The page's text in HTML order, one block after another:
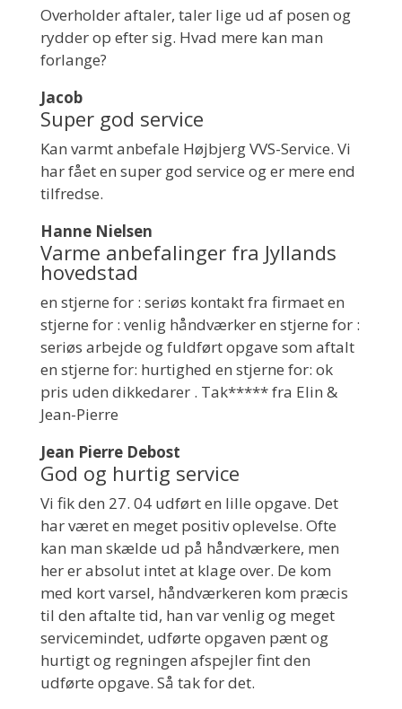
Overholder aftaler, taler lige ud af posen og
rydder op efter sig. Hvad mere kan man
forlange?
Jacob
Super god service
Kan varmt anbefale Højbjerg VVS-Service. Vi
har fået en super god service og er mere end
tilfredse.
Hanne Nielsen
Varme anbefalinger fra Jyllands
hovedstad
en stjerne for : seriøs kontakt fra firmaet en
stjerne for : venlig håndværker en stjerne for :
seriøs arbejde og fuldført opgave som aftalt
en stjerne for: hurtighed en stjerne for: ok
pris uden dikkedarer . Tak***** fra Elin &
Jean-Pierre
Jean Pierre Debost
God og hurtig service
Vi fik den 27. 04 udført en lille opgave. Det
har været en meget positiv oplevelse. Ofte
kan man skælde ud på håndværkere, men
her er absolut intet at klage over. De kom
med kort varsel, håndværkeren kom præcis
til den aftalte tid, han var venlig og meget
servicemindet, udførte opgaven pænt og
hurtigt og regningen afspejler fint den
udførte opgave. Så tak for det.